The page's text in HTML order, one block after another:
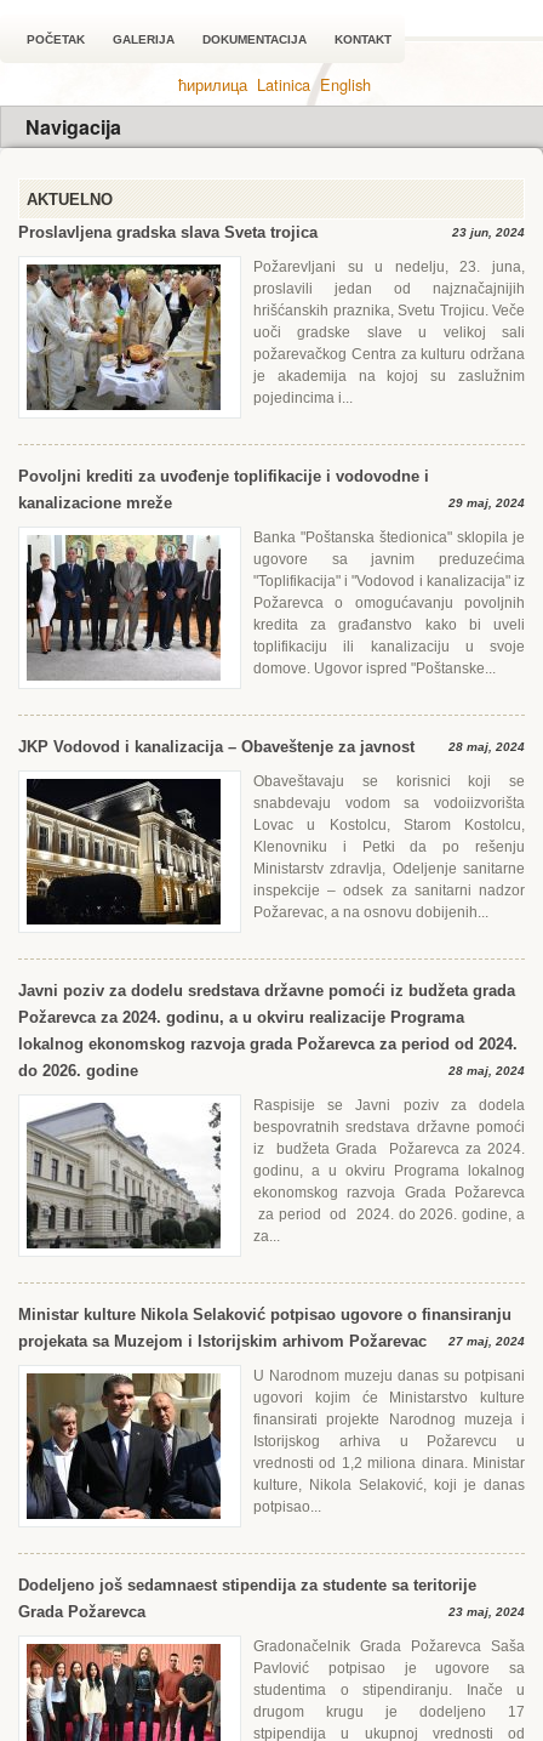
POČETAK GALERIJA DOKUMENTACIJA KONTAKT
ћирилица Latinica English
Navigacija
AKTUELNO
Proslavljena gradska slava Sveta trojica
23 jun, 2024
Požarevljani su u nedelju, 23. juna,
proslavili jedan od najznačajnijih
hrišćanskih praznika, Svetu Trojicu. Veče
uoči gradske slave u velikoj sali
požarevačkog Centra za kulturu održana
je akademija na kojoj su zaslužnim
pojedincima i...
Povoljni krediti za uvođenje toplifikacije i vodovodne i
kanalizacione mreže
29 maj, 2024
Banka "Poštanska štedionica" sklopila je
ugovore sa javnim preduzećima
"Toplifikacija" i "Vodovod i kanalizacija" iz
Požarevca o omogućavanju povoljnih
kredita za građanstvo kako bi uveli
toplifikaciju ili kanalizaciju u svoje
domove. Ugovor ispred "Poštanske...
JKP Vodovod i kanalizacija – Obaveštenje za javnost 28 maj, 2024
Obaveštavaju se korisnici koji se
snabdevaju vodom sa vodoiizvorišta
Lovac u Kostolcu, Starom Kostolcu,
Klenovniku i Petki da po rešenju
Ministarstv zdravlja, Odeljenje sanitarne
inspekcije – odsek za sanitarni nadzor
Požarevac, a na osnovu dobijenih...
Javni poziv za dodelu sredstava državne pomoći iz budžeta grada
Požarevca za 2024. godinu, a u okviru realizacije Programa
lokalnog ekonomskog razvoja grada Požarevca za period od 2024.
do 2026. godine
28 maj, 2024
Raspisije se Javni poziv za dodela
bespovratnih sredstava državne pomoći
iz budžeta Grada Požarevca za 2024.
godinu, a u okviru Programa lokalnog
ekonomskog razvoja Grada Požarevca
za period od 2024. do 2026. godine, a
za...
Ministar kulture Nikola Selaković potpisao ugovore o finansiranju
projekata sa Muzejom i Istorijskim arhivom Požarevac
27 maj, 2024
U Narodnom muzeju danas su potpisani
ugovori kojim će Ministarstvo kulture
finansirati projekte Narodnog muzeja i
Istorijskog arhiva u Požarevcu u
vrednosti od 1,2 miliona dinara. Ministar
kulture, Nikola Selaković, koji je danas
potpisao...
Dodeljeno još sedamnaest stipendija za studente sa teritorije
Grada Požarevca
23 maj, 2024
Gradonačelnik Grada Požarevca Saša
Pavlović potpisao je ugovore sa
studentima o stipendiranju. Inače u
drugom krugu je dodeljeno 17
stpipendija u ukupnoj vrednosti od